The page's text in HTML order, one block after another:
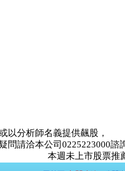
以分析師名義提供飆股，
問請洽本公司0225223000諮
本週未上市股票推